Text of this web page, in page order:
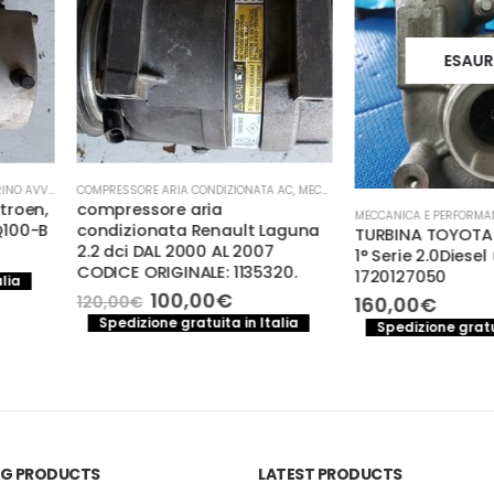
AC MECCANICA E PERFORMANCE
Laguna
ESAURITO
MECCANICA E PERFORMANCE TURBO COMPRESSORE- TURBINA
TURBINA TOYOTA Corolla Verso
1° Serie 2.0Diesel (2005) cod.
1720127050
160,00€
Spedizione gratuita in Italia
MECCANICA E
motorino
02A911024B
80,00
PRODUCTS LATEST PRODUCTS